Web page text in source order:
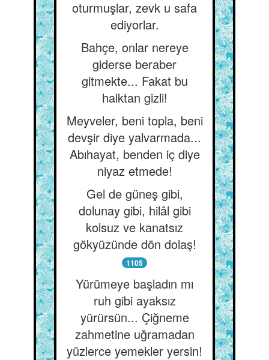
oturmuşlar, zevk u safa
ediyorlar.
Bahçe, onlar nereye
giderse beraber
gitmekte... Fakat bu
halktan gizli!
Meyveler, beni topla, beni
devşir diye yalvarmada...
Abıhayat, benden iç diye
niyaz etmede!
Gel de güneş gibi,
dolunay gibi, hilâl gibi
kolsuz ve kanatsız
gökyüzünde dön dolaş!
1105
Yürümeye başladın mı
ruh gibi ayaksız
yürürsün... Çiğneme
zahmetine uğramadan
yüzlerce yemekler yersin!